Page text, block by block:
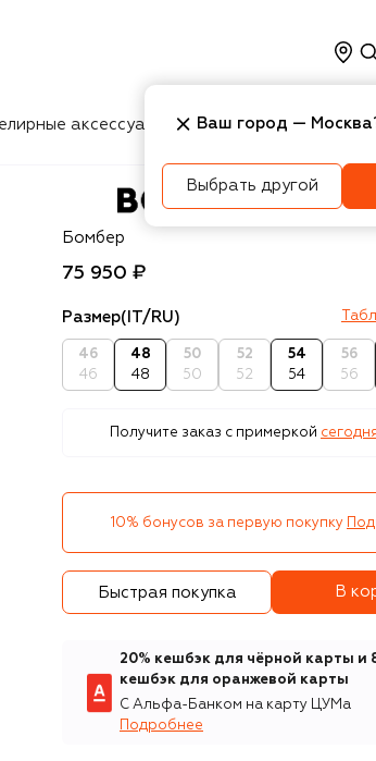
аксессуары Косметика
BOSS
Бомбер
75 950 ₽
Размер(IT/RU)
46
46
48
48
50
50
52
52
54
54
56
56
Получите заказ с примеркой
10% бонусов за первую покупку
Быстрая покупка В
20% кешбэк для чёрной карты и
кешбэк для оранжевой карты
С Альфа-Банком на карту ЦУМа
Подробнее
Ваш город — Москва
Выбрать другой